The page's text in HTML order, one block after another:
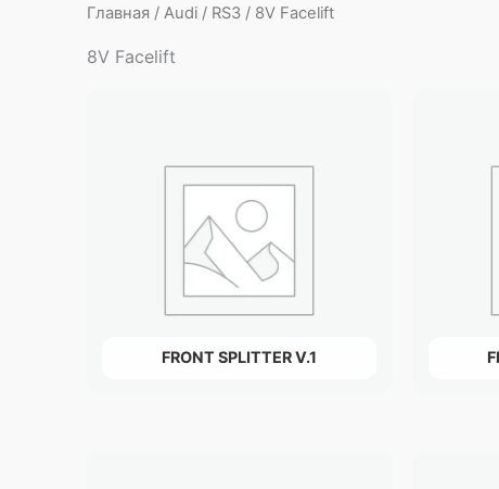
Главная / Audi / RS3 / 8V Facelift
8V Facelift
FRONT SPLITTER V.1